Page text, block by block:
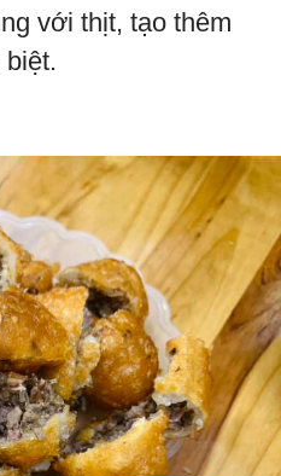
với thịt, tạo thêm